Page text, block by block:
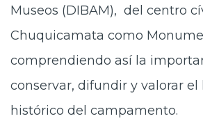
Museos (DIBAM), del centro
Chuquicamata como
comprendiendo así la
conservar, difundir y valorar el
histórico del campamento.